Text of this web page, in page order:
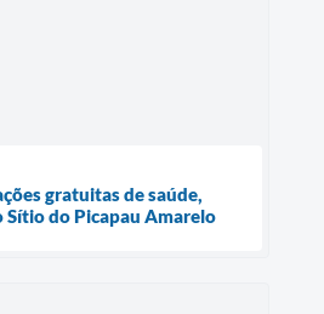
gratuitas de saúde,
Sítio do Picapau Amarelo